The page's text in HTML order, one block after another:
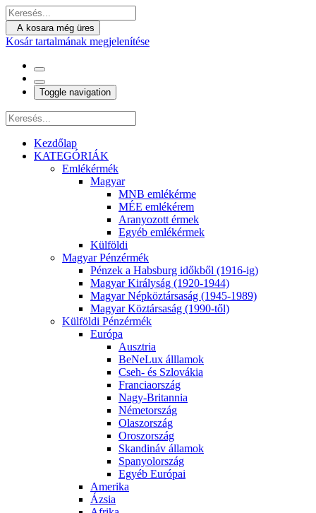
A kosara még üres
Kosár tartalmának megjelenítése
Toggle navigation
Kezdőlap
KATEGÓRIÁK
Emlékérmék
Magyar
MNB emlékérme
MÉE emlékérem
Aranyozott érmek
Egyéb emlékérmek
Külföldi
Magyar Pénzérmék
Pénzek a Habsburg időkből (1916-ig)
Magyar Királyság (1920-1944)
Magyar Népköztársaság (1945-1989)
Magyar Köztársaság (1990-től)
Külföldi Pénzérmék
Európa
Ausztria
BeNeLux álllamok
Cseh- és Szlovákia
Franciaország
Nagy-Britannia
Németország
Olaszország
Oroszország
Skandináv államok
Spanyolország
Egyéb Európai
Amerika
Ázsia